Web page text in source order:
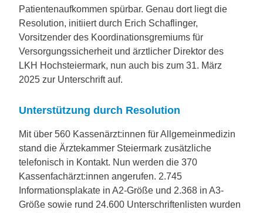
Patientenaufkommen spürbar. Genau dort liegt die
Resolution, initiiert durch Erich Schaflinger,
Vorsitzender des Koordinationsgremiums für
Versorgungssicherheit und ärztlicher Direktor des
LKH Hochsteiermark, nun auch bis zum 31. März
2025 zur Unterschrift auf.
Unterstützung durch Resolution
Mit über 560 Kassenärzt:innen für Allgemeinmedizin
stand die Ärztekammer Steiermark zusätzliche
telefonisch in Kontakt. Nun werden die 370
Kassenfachärzt:innen angerufen. 2.745
Informationsplakate in A2-Größe und 2.368 in A3-
Größe sowie rund 24.600 Unterschriftenlisten wurden